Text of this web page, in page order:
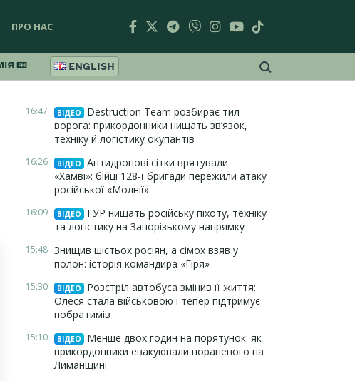
ПРО НАС
ENGLISH
16:47 ВІДЕО
Destruction Team розбирає тил
ворога: прикордонники нищать зв’язок,
техніку й логістику окупантів
16:26 ВІДЕО
Антидронові сітки врятували
«Хамві»: бійці 128-ї бригади пережили атаку
російської «Молнії»
16:09 ВІДЕО
ГУР нищать російську піхоту, техніку
та логістику на Запорізькому напрямку
15:48 Знищив шістьох росіян, а сімох взяв у
полон: історія командира «Гіря»
15:30 ВІДЕО
Розстріл автобуса змінив її життя:
Олеся стала військовою і тепер підтримує
побратимів
15:10 ВІДЕО
Менше двох годин на порятунок: як
прикордонники евакуювали пораненого на
Лиманщині